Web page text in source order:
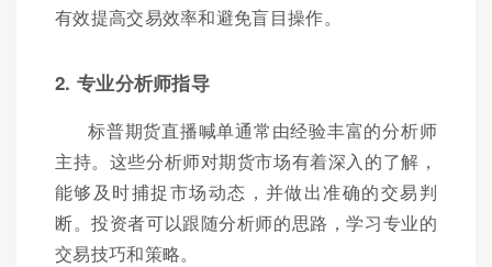
有效提高交易效率和避免盲目操作。
2. 专业分析师指导
标普期货直播喊单通常由经验丰富的分析师
主持。这些分析师对期货市场有着深入的了解，
能够及时捕捉市场动态，并做出准确的交易判
断。投资者可以跟随分析师的思路，学习专业的
交易技巧和策略。